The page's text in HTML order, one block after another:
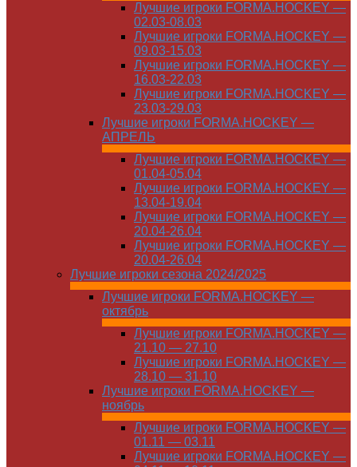
Лучшие игроки FORMA.HOCKEY —
02.03-08.03
Лучшие игроки FORMA.HOCKEY —
09.03-15.03
Лучшие игроки FORMA.HOCKEY —
16.03-22.03
Лучшие игроки FORMA.HOCKEY —
23.03-29.03
Лучшие игроки FORMA.HOCKEY —
АПРЕЛЬ
Лучшие игроки FORMA.HOCKEY —
01.04-05.04
Лучшие игроки FORMA.HOCKEY —
13.04-19.04
Лучшие игроки FORMA.HOCKEY —
20.04-26.04
Лучшие игроки FORMA.HOCKEY —
20.04-26.04
Лучшие игроки сезона 2024/2025
Лучшие игроки FORMA.HOCKEY —
октябрь
Лучшие игроки FORMA.HOCKEY —
21.10 — 27.10
Лучшие игроки FORMA.HOCKEY —
28.10 — 31.10
Лучшие игроки FORMA.HOCKEY —
ноябрь
Лучшие игроки FORMA.HOCKEY —
01.11 — 03.11
Лучшие игроки FORMA.HOCKEY —